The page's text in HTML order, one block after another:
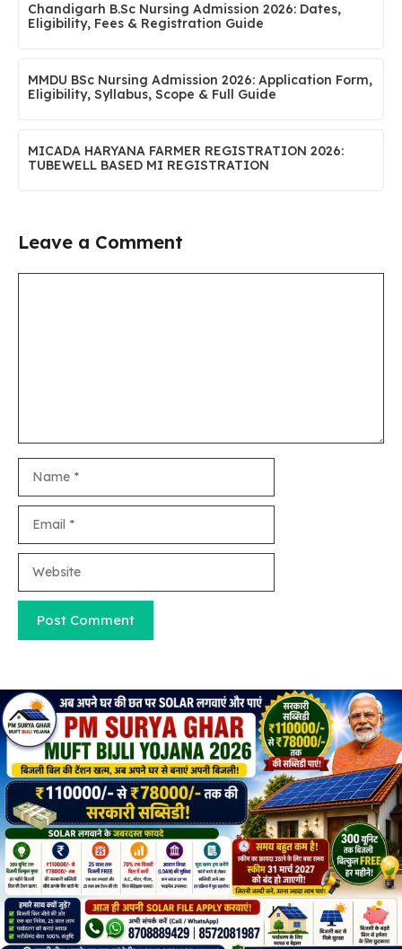
Chandigarh B.Sc Nursing Admission 2026: Dates,
Eligibility, Fees & Registration Guide
MMDU BSc Nursing Admission 2026: Application Form,
Eligibility, Syllabus, Scope & Full Guide
MICADA HARYANA FARMER REGISTRATION 2026:
TUBEWELL BASED MI REGISTRATION
Leave a Comment